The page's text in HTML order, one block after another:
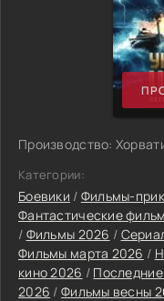
Производство:
Категории:
Боевики / Фильмы-
Фантастические
/ Фильмы 2026 /
Фильмы марта 2026 /
кино 2026 /
2026 / Фильмы весны